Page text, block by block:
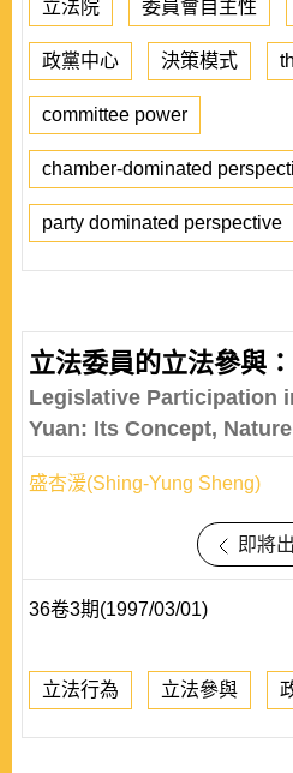
立法院 委員會自主性
政黨中心 決策模式
committee power
chamber-dominated
party dominated perspective
立法委員的立法參與
Legislative Participation
Yuan: Its Concept,
盛杏湲(Shing-Yung Sheng)
即將
36卷3期(1997/03/01)
立法行為 立法參與